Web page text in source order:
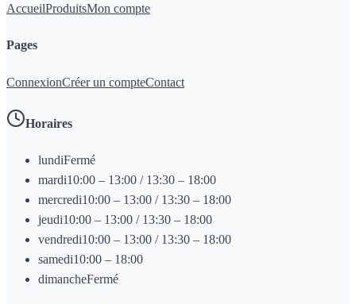
AccueilProduitsMon compte
Pages
ConnexionCréer un compteContact
Horaires
lundiFermé
mardi10:00 – 13:00 / 13:30 – 18:00
mercredi10:00 – 13:00 / 13:30 – 18:00
jeudi10:00 – 13:00 / 13:30 – 18:00
vendredi10:00 – 13:00 / 13:30 – 18:00
samedi10:00 – 18:00
dimancheFermé